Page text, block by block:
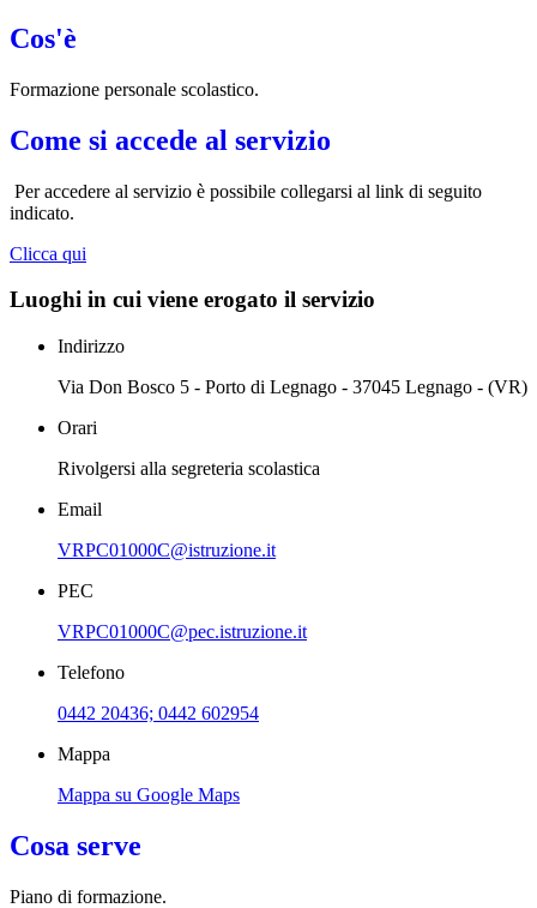
Cos'è
Formazione personale scolastico.
Come si accede al servizio
Per accedere al servizio è possibile collegarsi al link di seguito
indicato.
Clicca qui
Luoghi in cui viene erogato il servizio
Indirizzo
Via Don Bosco 5 - Porto di Legnago - 37045 Legnago - (VR)
Orari
Rivolgersi alla segreteria scolastica
Email
VRPC01000C@istruzione.it
PEC
VRPC01000C@pec.istruzione.it
Telefono
0442 20436; 0442 602954
Mappa
Mappa su Google Maps
Cosa serve
Piano di formazione.